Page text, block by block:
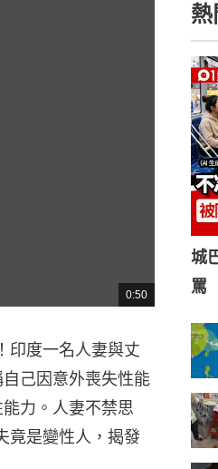
總
共
0:50
印度一名人妻與丈
己因意外喪失性能
力。人妻不禁思
竟是變性人，揭發
城
罵